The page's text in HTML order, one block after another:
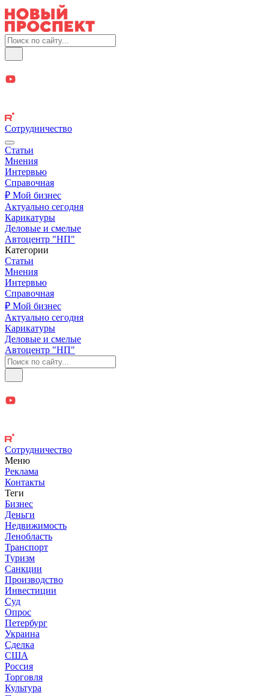
Сотрудничество
Статьи
Мнения
Интервью
Справочная
₽ Мой бизнес
Актуально сегодня
Карикатуры
Деловые и смелые
Автоцентр "НП"
Категории
Статьи
Мнения
Интервью
Справочная
₽ Мой бизнес
Актуально сегодня
Карикатуры
Деловые и смелые
Автоцентр "НП"
Сотрудничество
Меню
Реклама
Контакты
Теги
Бизнес
Деньги
Недвижимость
Ленобласть
Транспорт
Туризм
Санкции
Производство
Инвестиции
Суд
Опрос
Петербург
Украина
Сделка
США
Россия
Торговля
Культура